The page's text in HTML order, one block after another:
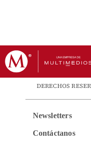
DERECHOS
Newsletters
Contáctanos